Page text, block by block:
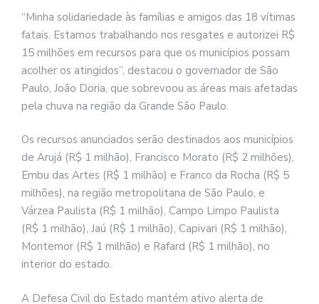
“Minha solidariedade às famílias e amigos das 18 vítimas
fatais. Estamos trabalhando nos resgates e autorizei R$
15 milhões em recursos para que os municípios possam
acolher os atingidos”, destacou o governador de São
Paulo, João Doria, que sobrevoou as áreas mais afetadas
pela chuva na região da Grande São Paulo.
Os recursos anunciados serão destinados aos municípios
de Arujá (R$ 1 milhão), Francisco Morato (R$ 2 milhões),
Embu das Artes (R$ 1 milhão) e Franco da Rocha (R$ 5
milhões), na região metropolitana de São Paulo, e
Várzea Paulista (R$ 1 milhão), Campo Limpo Paulista
(R$ 1 milhão), Jaú (R$ 1 milhão), Capivari (R$ 1 milhão),
Montemor (R$ 1 milhão) e Rafard (R$ 1 milhão), no
interior do estado.
A Defesa Civil do Estado mantém ativo alerta de